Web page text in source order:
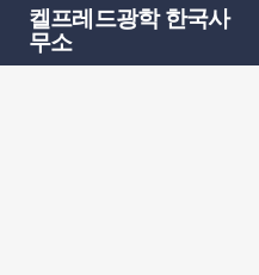
켈프레드광학 한국사
무소